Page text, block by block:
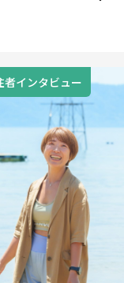
者インタビュー